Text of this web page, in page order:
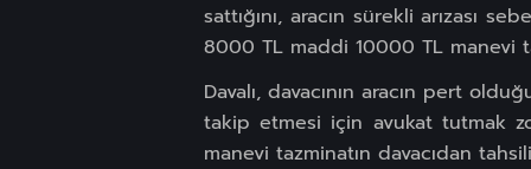
sattığını, aracın sürekli arızası
8000 TL maddi 10000 TL manevi
Davalı, davacının aracın pert
takip etmesi için avukat tutmak
manevi tazminatın davacıdan